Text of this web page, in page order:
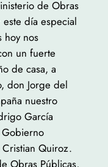
de Obras
día especial
hoy nos
un fuerte
de casa, a
don Jorge del
nuestro
García
Quiroz.
Obras Públicas,